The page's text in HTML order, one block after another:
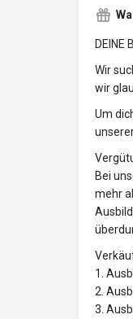
DEINE
Wir
wir
Um
Bei
mehr
1.
2.
3.